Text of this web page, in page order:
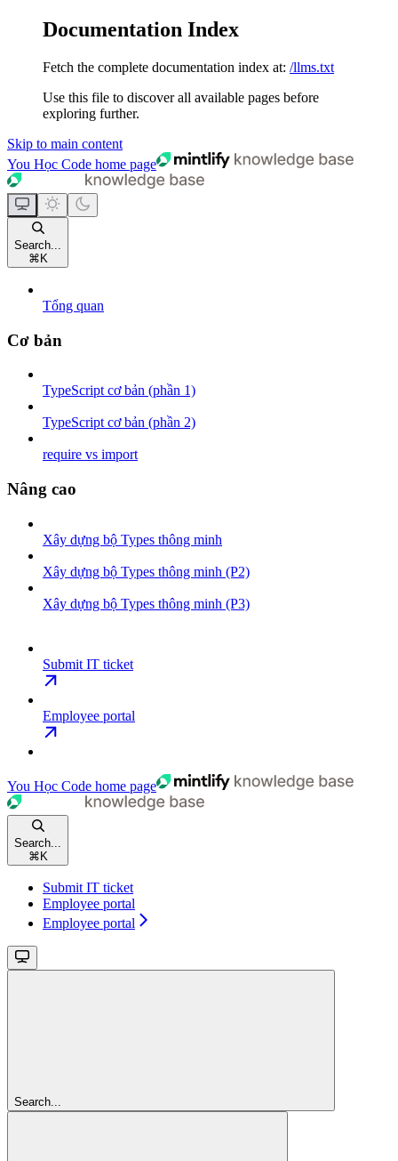
Documentation Index
Fetch the complete documentation index at: /llms.txt
Use this file to discover all available pages before
exploring further.
Skip to main content
You Học Code home page
Search...
⌘ K
Tổng quan
Cơ bản
TypeScript cơ bản (phần 1)
TypeScript cơ bản (phần 2)
require vs import
Nâng cao
Xây dựng bộ Types thông minh
Xây dựng bộ Types thông minh (P2)
Xây dựng bộ Types thông minh (P3)
Submit IT ticket
Employee portal
You Học Code home page
Search...
⌘K
Submit IT ticket
Employee portal
Employee portal
Search...